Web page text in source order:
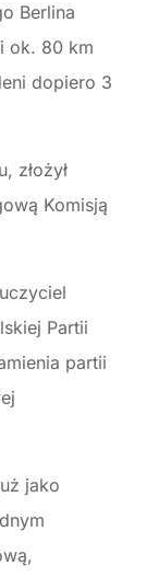
Berlina
ok. 80 km
dopiero 3
złożył
Komisją
Partii
partii
jako